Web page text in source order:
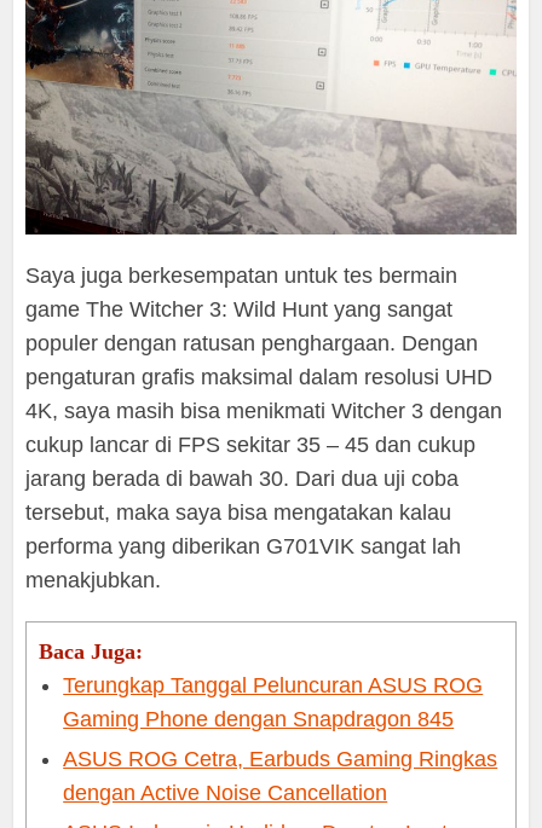
Saya juga berkesempatan untuk tes bermain
game The Witcher 3: Wild Hunt yang sangat
populer dengan ratusan penghargaan. Dengan
pengaturan grafis maksimal dalam resolusi UHD
4K, saya masih bisa menikmati Witcher 3 dengan
cukup lancar di FPS sekitar 35 – 45 dan cukup
jarang berada di bawah 30. Dari dua uji coba
tersebut, maka saya bisa mengatakan kalau
performa yang diberikan G701VIK sangat lah
menakjubkan.
Baca Juga:
Terungkap Tanggal Peluncuran ASUS ROG
Gaming Phone dengan Snapdragon 845
ASUS ROG Cetra, Earbuds Gaming Ringkas
dengan Active Noise Cancellation